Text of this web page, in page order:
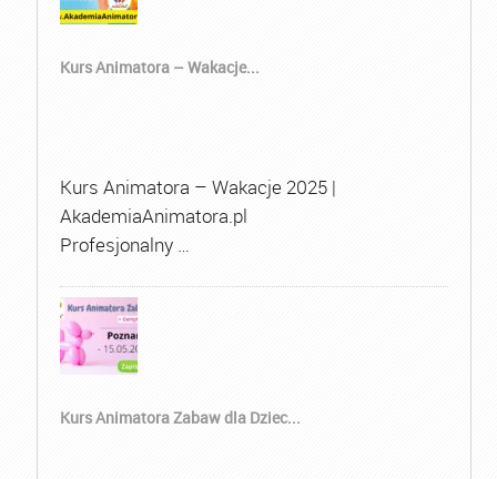
Kurs Animatora – Wakacje...
Kurs Animatora – Wakacje 2025 |
AkademiaAnimatora.pl
Profesjonalny …
Kurs Animatora Zabaw dla Dziec...